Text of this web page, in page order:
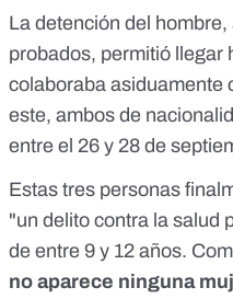
La detención del
probados, permitió llegar
colaboraba asiduamente
este, ambos de
entre el 26 y 28 de
Estas tres personas
"un delito contra la salud
de entre 9 y 12 años.
no aparece ninguna